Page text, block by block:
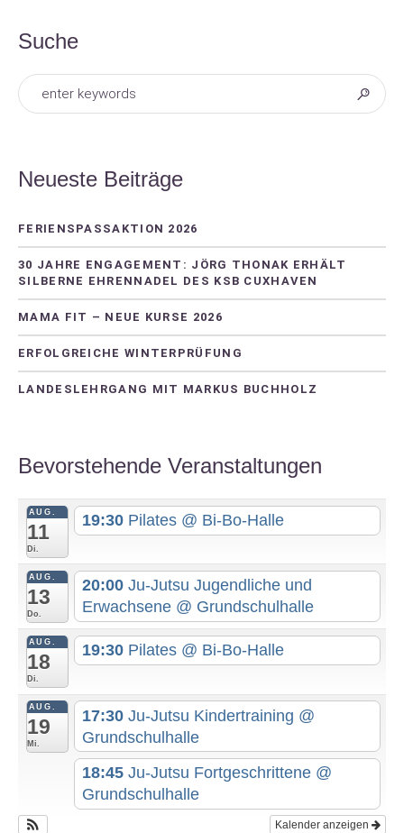
Suche
Neueste Beiträge
FERIENSPASSAKTION 2026
30 JAHRE ENGAGEMENT: JÖRG THONAK ERHÄLT
SILBERNE EHRENNADEL DES KSB CUXHAVEN
MAMA FIT – NEUE KURSE 2026
ERFOLGREICHE WINTERPRÜFUNG
LANDESLEHRGANG MIT MARKUS BUCHHOLZ
Bevorstehende Veranstaltungen
AUG.
11
Di.
19:30 Pilates @ Bi-Bo-Halle
AUG.
13
Do.
20:00 Ju-Jutsu Jugendliche und
Erwachsene @ Grundschulhalle
AUG.
18
Di.
19:30 Pilates @ Bi-Bo-Halle
AUG.
19
Mi.
17:30 Ju-Jutsu Kindertraining @
Grundschulhalle
18:45 Ju-Jutsu Fortgeschrittene @
Grundschulhalle
Kalender anzeigen